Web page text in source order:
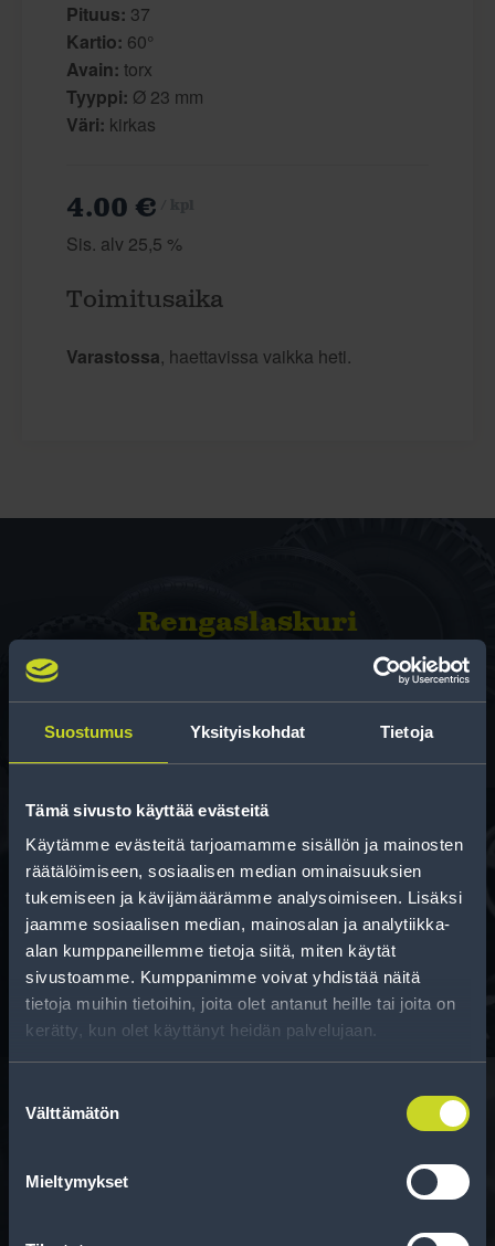
Suostumus Yksityiskohdat Tietoja
Tämä sivusto käyttää evästeitä
Käytämme evästeitä tarjoamamme sisällön ja mainosten
räätälöimiseen, sosiaalisen median ominaisuuksien
tukemiseen ja kävijämäärämme analysoimiseen. Lisäksi
jaamme sosiaalisen median, mainosalan ja analytiikka-
alan kumppaneillemme tietoja siitä, miten käytät
sivustoamme. Kumppanimme voivat yhdistää näitä
tietoja muihin tietoihin, joita olet antanut heille tai joita on
kerätty, kun olet käyttänyt heidän palvelujaan.
valinta
Välttämätön
Mieltymykset
Pituus: 37
Kartio: 60°
Avain: torx
Tyyppi: Ø 23 mm
Väri: kirkas
4.00 €
Sis. alv 25,5 %
Toimitusaika
Varastossa, haettavissa vaikka heti.
Rengas­laskuri
Auttaa sinua valitsemaan oikean kokoisen renkaan,
Rahoitus
Tee ostoksesi RengasCenter-tilillä. Saat
maksuaikaa renkaillesi.
Tavallisen ihmisen tietoa merkinnöistä, renkaista ja